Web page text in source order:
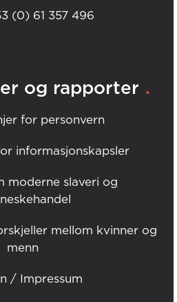
(0) 61 357 496
og rapporter .
for personvern
informasjonskapsler
moderne slaveri og
mellom kvinner og
menn
/ Impressum